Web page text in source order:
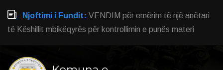
Njoftimi i Fundit: VENDIM për emërim të një anëtari
të Këshillit mbikëqyrës për kontrollimin e punës materi